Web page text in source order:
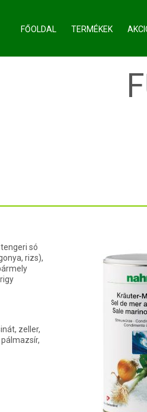
FŐOLDAL TERMÉKEK
só
rizs),
zeller,